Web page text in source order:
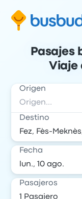
Pasajes
Viaje
Origen
Destino
Fecha
Pasajeros